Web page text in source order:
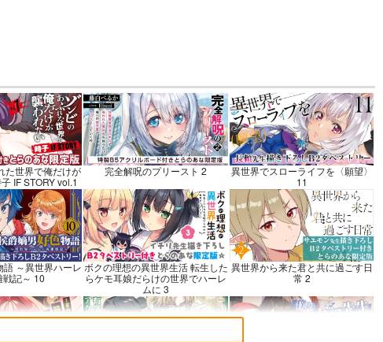
カート
た世界で俺だけが
IF STORY vol.1
完全解呪のプリースト 2
異世界でスローライフを〈願望〉
11
～異世界ハーレ
戦記～ 10
ボクの理想の異世界生活 転生した
らケモ耳娘だらけの世界でハーレ
ムに 3
異世界から来た君と共に過ごす日
常 2